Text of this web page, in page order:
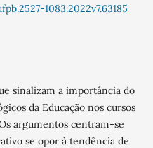
1083.2022v7.63185
sinalizam a importância do
da Educação nos cursos
argumentos centram-se
se opor à tendência de